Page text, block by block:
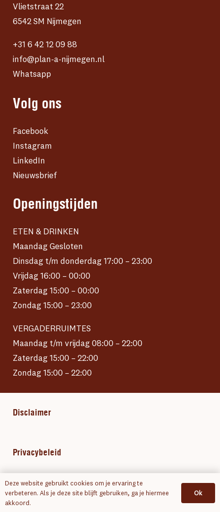
Vlietstraat 22
6542 SM Nijmegen
+31 6 42 12 09 88
info@plan-a-nijmegen.nl
Whatsapp
Volg ons
Facebook
Instagram
LinkedIn
Nieuwsbrief
Openingstijden
ETEN & DRINKEN
Maandag Gesloten
Dinsdag t/m donderdag 17:00 – 23:00
Vrijdag 16:00 – 00:00
Zaterdag 15:00 – 00:00
Zondag 15:00 – 23:00
VERGADERRUIMTES
Maandag t/m vrijdag 08:00 – 22:00
Zaterdag 15:00 – 22:00
Zondag 15:00 – 22:00
Disclaimer
Privacybeleid
Algemene voorwaarden
Deze website gebruikt cookies om je ervaring te
verbeteren. Als je deze site blijft gebruiken, ga je hiermee
akkoord.
Ok